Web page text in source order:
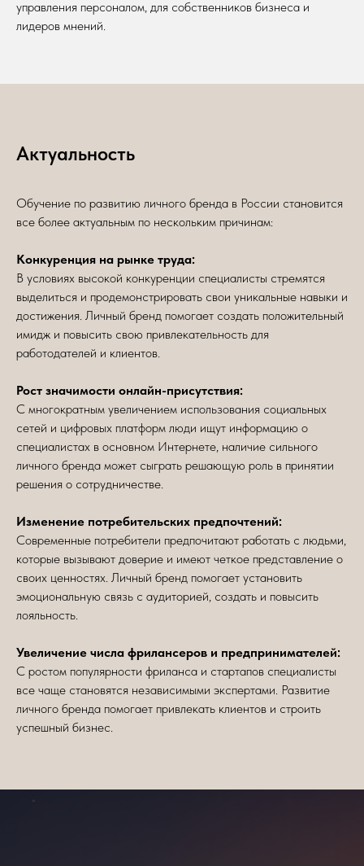
управления персоналом, для собственников бизнеса и
лидеров мнений.
Актуальность
Обучение по развитию личного бренда в России становится
все более актуальным по нескольким причинам:
Конкуренция на рынке труда:
В условиях высокой конкуренции специалисты стремятся
выделиться и продемонстрировать свои уникальные навыки и
достижения. Личный бренд помогает создать положительный
имидж и повысить свою привлекательность для
работодателей и клиентов.
Рост значимости онлайн-присутствия:
С многократным увеличением использования социальных
сетей и цифровых платформ люди ищут информацию о
специалистах в основном Интернете, наличие сильного
личного бренда может сыграть решающую роль в принятии
решения о сотрудничестве.
Изменение потребительских предпочтений:
Современные потребители предпочитают работать с людьми,
которые вызывают доверие и имеют четкое представление о
своих ценностях. Личный бренд помогает установить
эмоциональную связь с аудиторией, создать и повысить
лояльность.
Увеличение числа фрилансеров и предпринимателей:
С ростом популярности фриланса и стартапов специалисты
все чаще становятся независимыми экспертами. Развитие
личного бренда помогает привлекать клиентов и строить
успешный бизнес.